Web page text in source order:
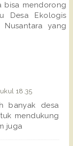
bisa mendorong
Desa Ekologis
yang
18.35
banyak desa
mendukung
juga